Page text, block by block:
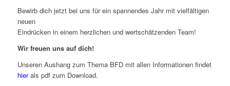
Bewirb dich jetzt bei uns für ein spannendes Jahr mit vielfältigen
neuen
Eindrücken in einem herzlichen und wertschätzenden Team!
Wir freuen uns auf dich!
Unseren Aushang zum Thema BFD mit allen Informationen findet
hierals pdf zum Download.